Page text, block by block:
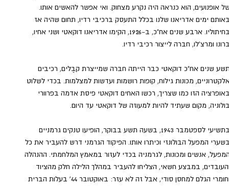
אופנועים, הוא כנראה היה נקרע מצחוק. ואי אפשר להאשים אותו.
ימים אדריאנו שלנו בכלל התעסק ברכיבי רדיו, תחום שהיה אז
בחיתוליו. ארבע שנים אח"כ, ב-1926, הקימו אדריאנו דוקאטי ושני אחיו,
ומרצ'לו, חברה לייצור רכיבי רדיו.
שנים אח"כ דוקאטי כבר הייתה חברה שמייצרת קבַלים, רכיבים
מכונות גילוח, קופות רושמות ועדשות למצלמות. בכדי לשלוט
הזו כמו שצריך, רכשו האחים דוקאטי פיסת אדמה בפרוורי
מקום שעתיד להיות למעוזה של דוקאטי עד היום.
בתשיעי לספטמבר 1943, בשעה תשע בבוקר, הופיעו טנקים גרמניים
המפעל הבולונזי וכיתרו אותו. הפיקוד הגרמני דרש להעביר את כל
אנשים ומכונות, לגרמניה בכדי לעזור במאמץ המלחמתי. ההנהלה
במבצע חשאי, הצליחו להעביר במהלך הלילה חלק מהציוד
וחומרי הגלם למחסן סודי, אבל זה לא עזר: באוקטובר 44' בעלות הברית